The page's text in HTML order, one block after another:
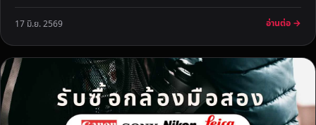
17 มิ.ย. 2569 อ่านต่อ →